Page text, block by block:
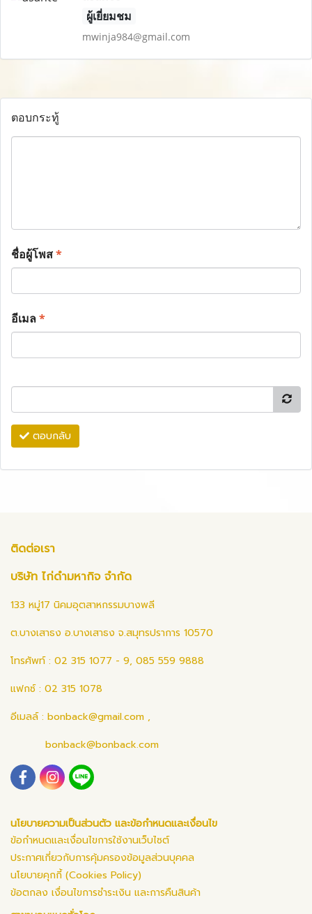
ผู้เยี่ยมชม
mwinja984@gmail.com
ตอบกระทู้
ชื่อผู้โพส*
อีเมล*
ตอบกลับ
ติดต่อเรา
บริษัท ไก่ดำมหากิจ จำกัด
133 หมู่17 นิคมอุตสาหกรรมบางพลี
ต.บางเสาธง อ.บางเสาธง จ.สมุทรปราการ 10570
โทรศัพท์ : 02 315 1077 - 9, 085 559 9888
แฟกซ์ : 02 315 1078
อีเมลล์ : bonback@gmail.com ,
bonback@bonback.com
นโยบายความเป็นส่วนตัว และข้อกำหนดและเงื่อนไข
ข้อกำหนดและเงื่อนไขการใช้งานเว็บไซต์
ประกาศเกี่ยวกับการคุ้มครองข้อมูลส่วนบุคคล
นโยบายคุกกี้ (Cookies Policy)
ข้อตกลง เงื่อนไขการชำระเงิน และการคืนสินค้า